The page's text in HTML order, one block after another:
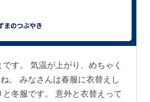
す。 気温が上がり、めちゃく
。 みなさんは春服に衣替えし
冬服です。 意外と衣替えって